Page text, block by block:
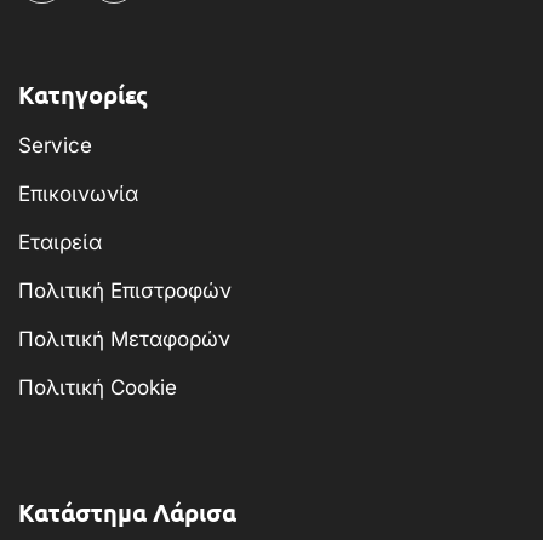
Κατηγορίες
Service
Επικοινωνία
Εταιρεία
Πολιτική Επιστροφών
Πολιτική Μεταφορών
Πολιτική Cookie
Κατάστημα Λάρισα